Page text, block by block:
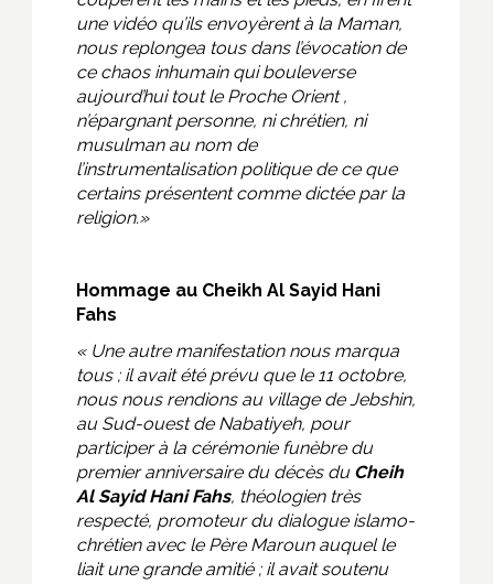
une vidéo qu’ils envoyèrent à la Maman,
nous replongea tous dans l’évocation de
ce chaos inhumain qui bouleverse
aujourd’hui tout le Proche Orient ,
n’épargnant personne, ni chrétien, ni
musulman au nom de
l’instrumentalisation politique de ce que
certains présentent comme dictée par la
religion.»
Hommage au Cheikh Al Sayid Hani
Fahs
« Une autre manifestation nous marqua
tous ; il avait été prévu que le 11 octobre,
nous nous rendions au village de Jebshin,
au Sud-ouest de Nabatiyeh, pour
participer à la cérémonie funèbre du
premier anniversaire du décès du Cheih
Al Sayid Hani Fahs, théologien très
respecté, promoteur du dialogue islamo-
chrétien avec le Père Maroun auquel le
liait une grande amitié ; il avait soutenu